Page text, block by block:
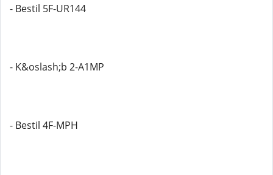
- Bestil 5F-UR144
- K&oslash;b 2-A1MP
- Bestil 4F-MPH